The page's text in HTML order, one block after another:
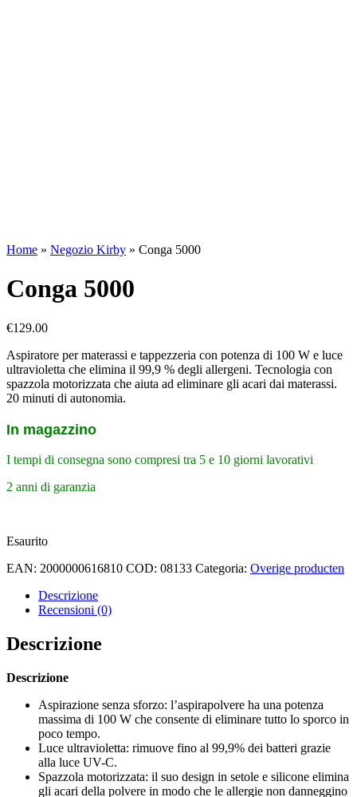
Home » Negozio Kirby » Conga 5000
Conga 5000
€129.00
Aspiratore per materassi e tappezzeria con potenza di 100 W e luce
ultravioletta che elimina il 99,9 % degli allergeni. Tecnologia con
spazzola motorizzata che aiuta ad eliminare gli acari dai materassi.
20 minuti di autonomia.
In magazzino
I tempi di consegna sono compresi tra 5 e 10 giorni lavorativi
2 anni di garanzia
Esaurito
EAN: 2000000616810 COD: 08133 Categoria: Overige producten
Descrizione
Recensioni (0)
Descrizione
Descrizione
Aspirazione senza sforzo: l’aspirapolvere ha una potenza
massima di 100 W che consente di eliminare tutto lo sporco in
poco tempo.
Luce ultravioletta: rimuove fino al 99,9% dei batteri grazie
alla luce UV-C.
Spazzola motorizzata: il suo design in setole e silicone elimina
gli acari della polvere in modo che le allergie non danneggino